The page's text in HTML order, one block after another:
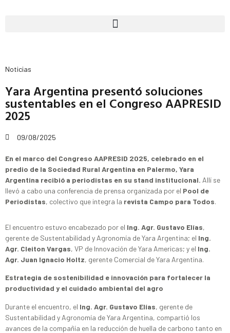
Noticias
Yara Argentina presentó soluciones
sustentables en el Congreso AAPRESID
2025
09/08/2025
En el marco del Congreso AAPRESID 2025, celebrado en el
predio de la Sociedad Rural Argentina en Palermo, Yara
Argentina recibió a periodistas en su stand institucional. Allí se
llevó a cabo una conferencia de prensa organizada por el Pool de
Periodistas, colectivo que integra la revista Campo para Todos.
El encuentro estuvo encabezado por el Ing. Agr. Gustavo Elías,
gerente de Sustentabilidad y Agronomía de Yara Argentina; el Ing.
Agr. Cleiton Vargas, VP de Innovación de Yara Americas; y el Ing.
Agr. Juan Ignacio Holtz, gerente Comercial de Yara Argentina.
Estrategia de sostenibilidad e innovación para fortalecer la
productividad y el cuidado ambiental del agro
Durante el encuentro, el Ing. Agr. Gustavo Elías, gerente de
Sustentabilidad y Agronomía de Yara Argentina, compartió los
avances de la compañía en la reducción de huella de carbono tanto en